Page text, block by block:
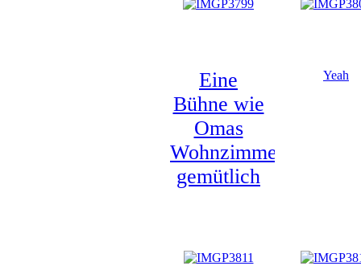
Eine
Bühne wie
Omas
Wohnzimmer,
gemütlich
Yeah